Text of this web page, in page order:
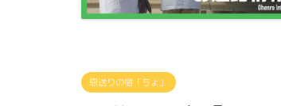
恩送りの宿「ちょ」